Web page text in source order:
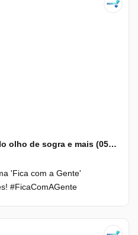
Fica com a Gente: Bolo olho de sogra e mais (05/08/26) | Completo
'Fica com a Gente'
#FicaComAGente